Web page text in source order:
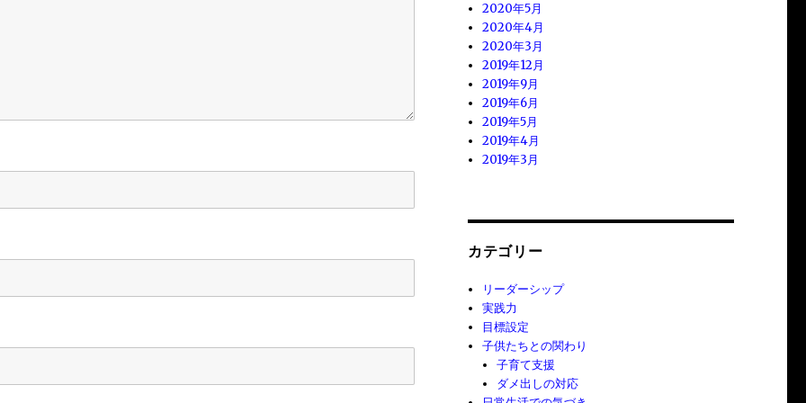
2020年5月
2020年4月
2020年3月
2019年12月
2019年9月
2019年6月
2019年5月
2019年4月
2019年3月
カテゴリー
リーダーシップ
実践力
目標設定
子供たちとの関わり
子育て支援
ダメ出しの対応